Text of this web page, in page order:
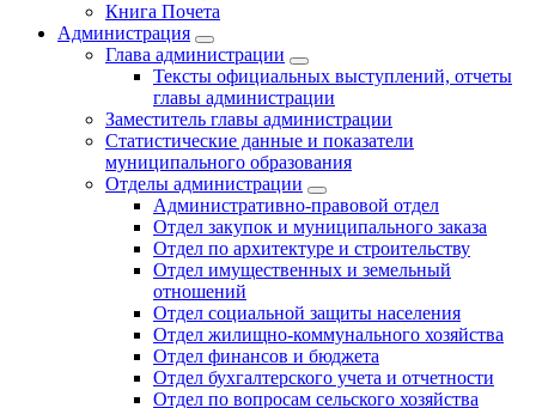
Книга Почета
Администрация
Глава администрации
Тексты официальных выступлений, отчеты
главы администрации
Заместитель главы администрации
Статистические данные и показатели
муниципального образования
Отделы администрации
Административно-правовой отдел
Отдел закупок и муниципального заказа
Отдел по архитектуре и строительству
Отдел имущественных и земельный
отношений
Отдел социальной защиты населения
Отдел жилищно-коммунального хозяйства
Отдел финансов и бюджета
Отдел бухгалтерского учета и отчетности
Отдел по вопросам сельского хозяйства